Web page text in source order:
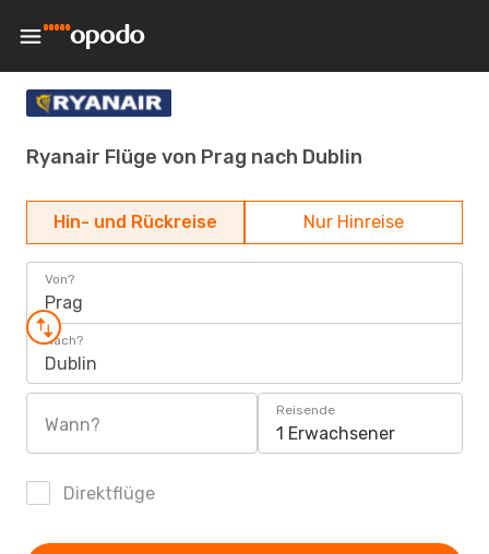
Ryanair Flüge von Prag nach Dublin
Hin- und Rückreise Nur Hinreise
Von?
Prag
Nach?
Dublin
Wann?
Reisende
1 Erwachsener
Direktflüge